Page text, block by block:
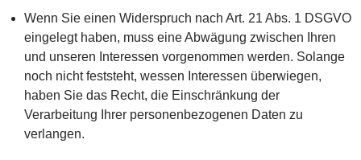
Wenn Sie einen Widerspruch nach Art. 21 Abs. 1 DSGVO
eingelegt haben, muss eine Abwägung zwischen Ihren
und unseren Interessen vorgenommen werden. Solange
noch nicht feststeht, wessen Interessen überwiegen,
haben Sie das Recht, die Einschränkung der
Verarbeitung Ihrer personenbezogenen Daten zu
verlangen.